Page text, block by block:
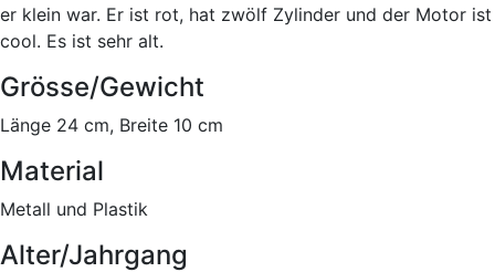
er klein war. Er ist rot, hat zwölf Zylinder und der Motor ist
cool. Es ist sehr alt.
Grösse/Gewicht
Länge 24 cm, Breite 10 cm
Material
Metall und Plastik
Alter/Jahrgang